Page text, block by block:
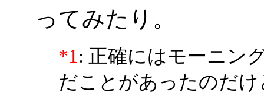
ってみたり。
*1: 正確にはモーニン
だことがあったのだ